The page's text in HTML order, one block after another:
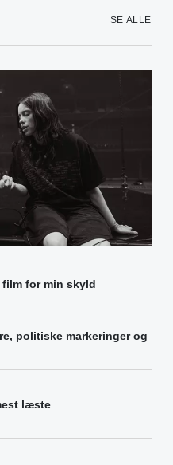
SE ALLE
for min skyld
politiske markeringer og
læste